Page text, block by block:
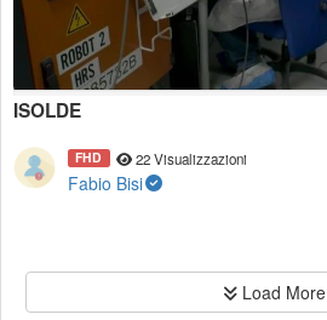
ISOLDE
FHD 22 Visualizzazioni
Fabio Bisi
Load More